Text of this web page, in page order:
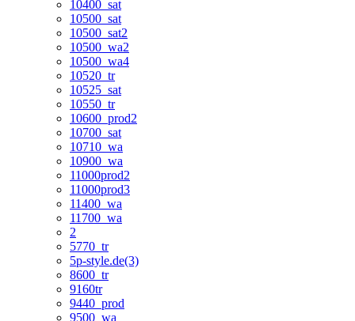
10400_sat
10500_sat
10500_sat2
10500_wa2
10500_wa4
10520_tr
10525_sat
10550_tr
10600_prod2
10700_sat
10710_wa
10900_wa
11000prod2
11000prod3
11400_wa
11700_wa
2
5770_tr
5p-style.de(3)
8600_tr
9160tr
9440_prod
9500_wa